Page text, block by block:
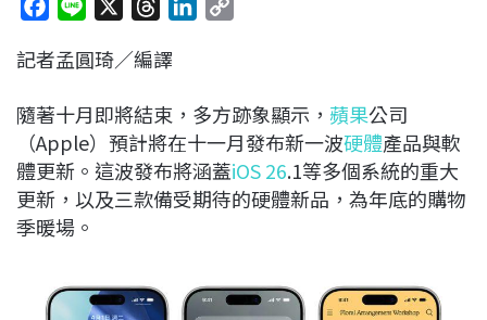
c
b
o
o
k
n
r
a
d
s
e
d
I
n
L
i
n
k
記者孟圓琦／編譯
隨著十月即將結束，多方跡象顯示， 蘋果公司
（Apple）預計將在十一月發布新一波硬體產品與軟
體更新。這波發布將涵蓋iOS 26.1等多個系統的重大
更新，以及三款備受期待的硬體新品，為年底的購物
季暖場。